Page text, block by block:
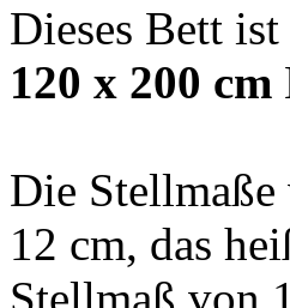
Dieses Bett
120 x 200 cm
Die
12 cm, das
Stellmaß von